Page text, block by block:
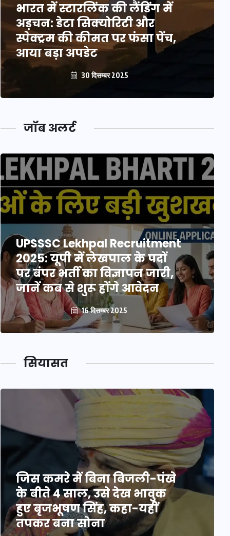
भारत में स्टारलिंक की लैंडिंग में
अड़चन: डेटा सिक्योरिटी और
स्पेक्ट्रम की कीमत पर फंसा पेंच,
आया बड़ा अपडेट
30 दिसम्बर 2025
जॉब अलर्ट
UPSSSC Lekhpal Recruitment
2025: यूपी में लेखपाल के पदों
पर बंपर भर्ती का विज्ञापन जारी,
जानें कब से शुरू होंगे आवेदन
16 दिसम्बर 2025
सियासत
जिस कमरे में बिना बिजली-पंखे
के बीते 4 साल, उसे देख भावुक
हुए बृजभूषण सिंह, कहा-यहीं
तपकर बना सोना